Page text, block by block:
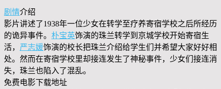
剧情介绍
影片讲述了1938年一位少女在转学至疗养寄宿学校之后所经历
的诡异事件。 朴宝英饰演的珠兰转学到京城学校开始寄宿生
活， 严志媛饰演的校长把珠兰介绍给学生们并希望大家好好相
处。然而在寄宿学校里却接连发生了神秘事件，少女们接连消
失，珠兰也陷入了混乱。
免费电影下载地址